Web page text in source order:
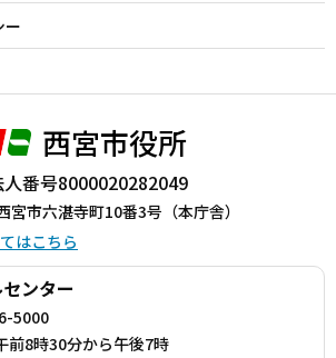
ー
西宮市役所
人番号8000020282049
市六湛寺町10番3号（本庁舎）
はこちら
ンター
5000
8時30分から午後7時